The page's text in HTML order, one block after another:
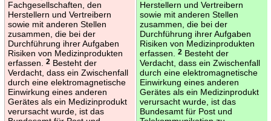
Fachgesellschaften, den
Herstellern und Vertreibern
sowie mit anderen Stellen
zusammen, die bei der
Durchführung ihrer Aufgaben
Risiken von Medizinprodukten
erfassen.
2Besteht der
Verdacht, dass ein Zwischenfall
durch eine elektromagnetische
Einwirkung eines anderen
Gerätes als ein Medizinprodukt
verursacht wurde, ist das
Herstellern und Vertreibern
sowie mit anderen Stellen
zusammen, die bei der
Durchführung ihrer Aufgaben
Risiken von Medizinprodukten
erfassen.
2Besteht der
Verdacht, dass ein Zwischenfall
durch eine elektromagnetische
Einwirkung eines anderen
Gerätes als ein Medizinprodukt
verursacht wurde, ist das
Bundesamt für Post und